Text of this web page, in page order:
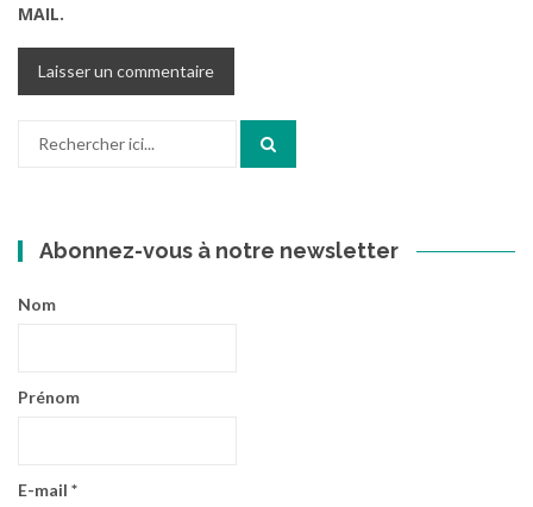
MAIL.
Abonnez-vous à notre newsletter
Nom
Prénom
E-mail *